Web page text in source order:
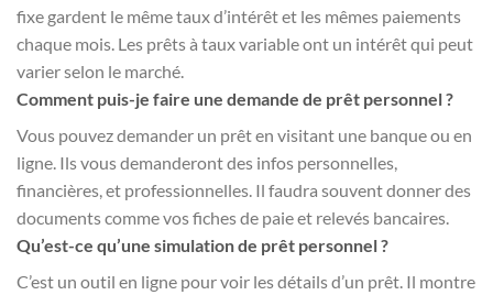
fixe gardent le même taux d’intérêt et les mêmes paiements
chaque mois. Les prêts à taux variable ont un intérêt qui peut
varier selon le marché.
Comment puis-je faire une demande de prêt personnel ?
Vous pouvez demander un prêt en visitant une banque ou en
ligne. Ils vous demanderont des infos personnelles,
financières, et professionnelles. Il faudra souvent donner des
documents comme vos fiches de paie et relevés bancaires.
Qu’est-ce qu’une simulation de prêt personnel ?
C’est un outil en ligne pour voir les détails d’un prêt. Il montre